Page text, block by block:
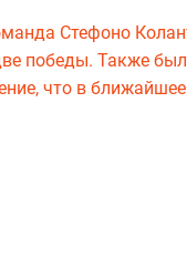
Стефоно
победы. Также
что в